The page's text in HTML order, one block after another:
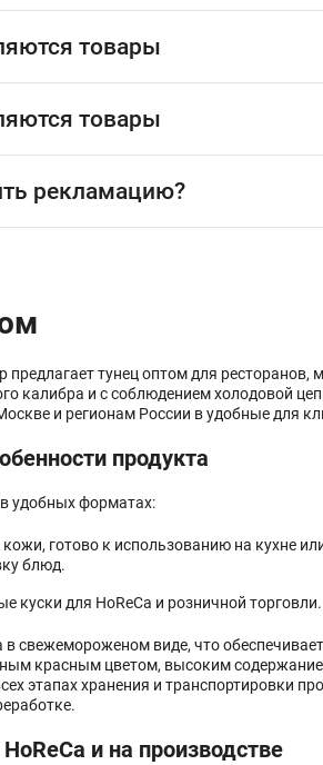
товары
товары
рекламацию?
предлагает тунец оптом для
калибра и с соблюдением холодовой
и регионам России в удобные для
продукта
удобных форматах:
готово к использованию на кухне
блюд.
куски для HoReCa и розничной
свежемороженом виде, что
красным цветом, высоким
этапах хранения и транспортировки
и на производстве